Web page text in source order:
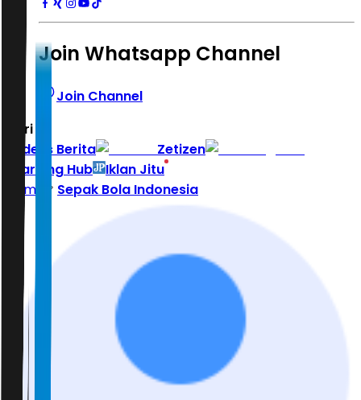
Join Whatsapp Channel
Join Channel
Hari ini
Indeks Berita
Zetizen
Learning Hub
Iklan Jitu
Home
Sepak Bola Indonesia